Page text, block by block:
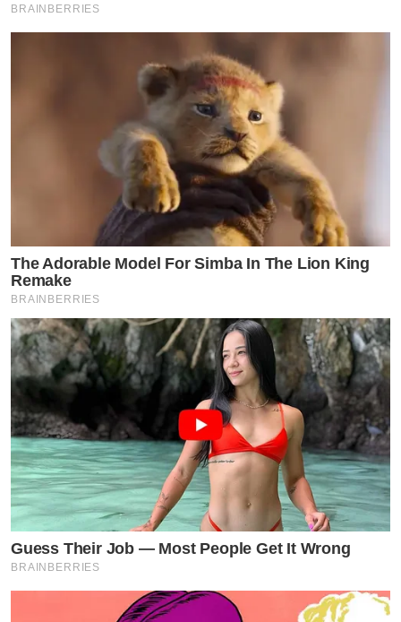
BRAINBERRIES
The Adorable Model For Simba In The Lion King
Remake
BRAINBERRIES
Guess Their Job — Most People Get It Wrong
BRAINBERRIES